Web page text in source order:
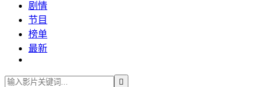
剧情
节目
榜单
最新
